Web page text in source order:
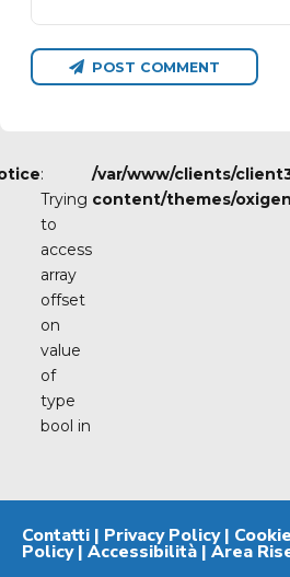
POST COMMENT
:
Trying
to
access
array
offset
on
value
of
type
bool in
/var/www/clients/
content/themes/
Contatti | Privacy Policy| Cookie
Policy| Accessibilità | Area